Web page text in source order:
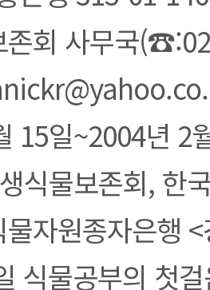
존회 사무국
15일~2004년 2
식물보존회, 한
자원종자은행
식물공부의 첫